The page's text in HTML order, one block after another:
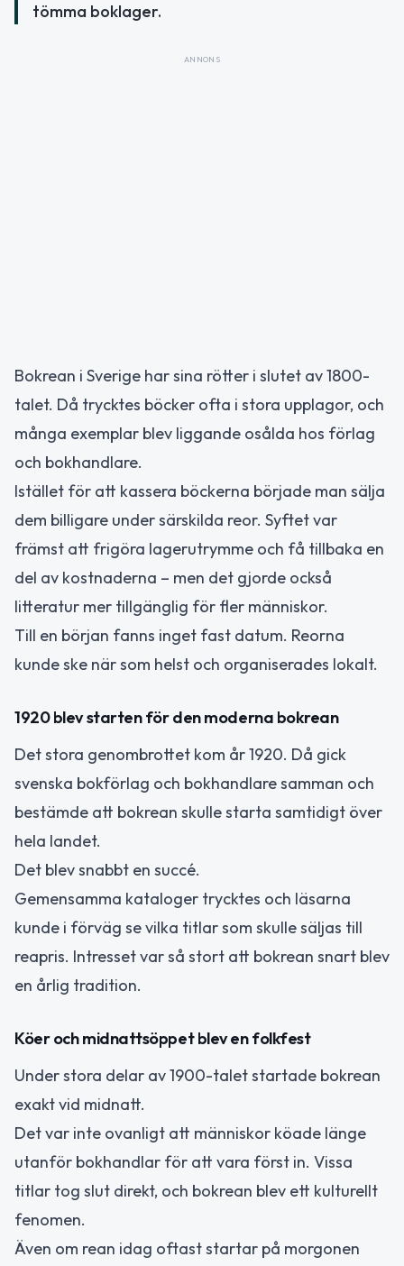
tömma boklager.
ANNONS
Bokrean i Sverige har sina rötter i slutet av 1800-
talet. Då trycktes böcker ofta i stora upplagor, och
många exemplar blev liggande osålda hos förlag
och bokhandlare.
Istället för att kassera böckerna började man sälja
dem billigare under särskilda reor. Syftet var
främst att frigöra lagerutrymme och få tillbaka en
del av kostnaderna – men det gjorde också
litteratur mer tillgänglig för fler människor.
Till en början fanns inget fast datum. Reorna
kunde ske när som helst och organiserades lokalt.
1920 blev starten för den moderna bokrean
Det stora genombrottet kom år 1920. Då gick
svenska bokförlag och bokhandlare samman och
bestämde att bokrean skulle starta samtidigt över
hela landet.
Det blev snabbt en succé.
Gemensamma kataloger trycktes och läsarna
kunde i förväg se vilka titlar som skulle säljas till
reapris. Intresset var så stort att bokrean snart blev
en årlig tradition.
Köer och midnattsöppet blev en folkfest
Under stora delar av 1900-talet startade bokrean
exakt vid midnatt.
Det var inte ovanligt att människor köade länge
utanför bokhandlar för att vara först in. Vissa
titlar tog slut direkt, och bokrean blev ett kulturellt
fenomen.
Även om rean idag oftast startar på morgonen